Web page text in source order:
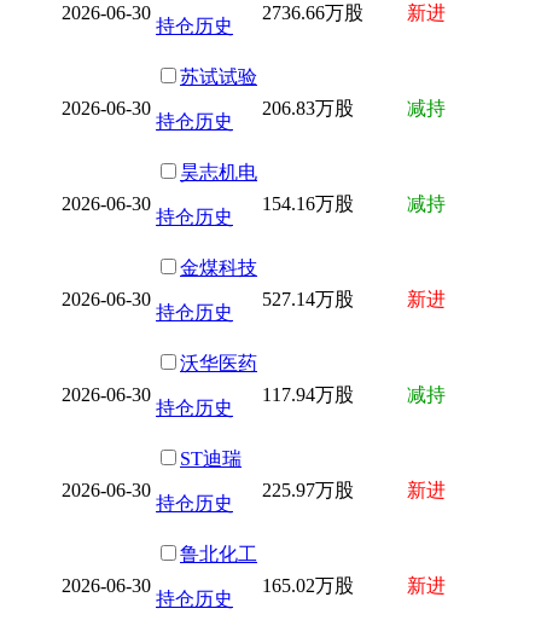
2026-06-30
持仓历史
2736.66万股 新进
2026-06-30
苏试试验
持仓历史
206.83万股 减持
2026-06-30
昊志机电
持仓历史
154.16万股 减持
2026-06-30
金煤科技
持仓历史
527.14万股 新进
2026-06-30
沃华医药
持仓历史
117.94万股 减持
2026-06-30
ST迪瑞
持仓历史
225.97万股 新进
2026-06-30
鲁北化工
持仓历史
165.02万股 新进